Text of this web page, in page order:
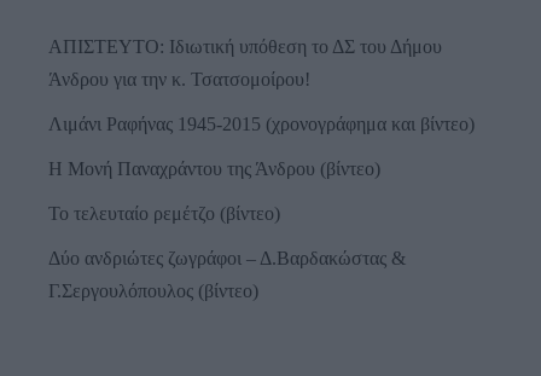
ΑΠΙΣΤΕΥΤΟ: Ιδιωτική υπόθεση το ΔΣ του Δήμου
Άνδρου για την κ. Τσατσομοίρου!
Λιμάνι Ραφήνας 1945-2015 (χρονογράφημα και βίντεο)
Η Μονή Παναχράντου της Άνδρου (βίντεο)
Το τελευταίο ρεμέτζο (βίντεο)
Δύο ανδριώτες ζωγράφοι – Δ.Βαρδακώστας &
Γ.Σεργουλόπουλος (βίντεο)